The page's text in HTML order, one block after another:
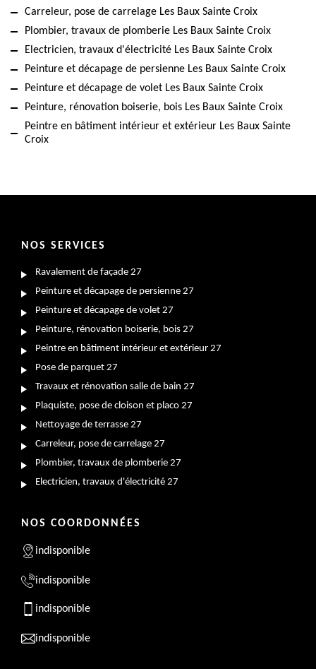
Carreleur, pose de carrelage Les Baux Sainte Croix
Plombier, travaux de plomberie Les Baux Sainte Croix
Electricien, travaux d'électricité Les Baux Sainte Croix
Peinture et décapage de persienne Les Baux Sainte Croix
Peinture et décapage de volet Les Baux Sainte Croix
Peinture, rénovation boiserie, bois Les Baux Sainte Croix
Peintre en bâtiment intérieur et extérieur Les Baux Sainte
Croix
NOS SERVICES
Ravalement de façade 27
Peinture et décapage de persienne 27
Peinture et décapage de volet 27
Peinture, rénovation boiserie, bois 27
Peintre en bâtiment intérieur et extérieur 27
Pose de parquet 27
Travaux et rénovation salle de bain 27
Plaquiste, pose de cloison et placo 27
Nettoyage de terrasse 27
Carreleur, pose de carrelage 27
Plombier, travaux de plomberie 27
Electricien, travaux d'électricité 27
NOS COORDONNÉES
indisponible
indisponible
indisponible
indisponible